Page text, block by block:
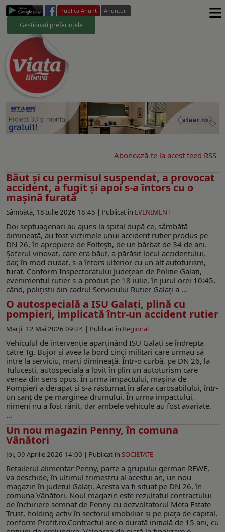
Publica Anunt Anunturi
Gestionați preferințele ≡
Abonează-te la acest feed RSS
Băut și cu permisul suspendat, a provocat
accident, a fugit și apoi s-a întors cu o
mașină furată
Sâmbătă, 18 Iulie 2026 18:45 | Publicat în EVENIMENT
Doi septuagenari au ajuns la spital după ce, sâmbătă
dimineață, au fost victimele unui accident rutier produs pe
DN 26, în apropiere de Foltești, de un bărbat de 34 de ani.
Șoferul vinovat, care era băut, a părăsit locul accidentului,
dar, în mod ciudat, s-a întors ulterior cu un alt autoturism,
furat. Conform Inspectoratului Județean de Poliție Galați,
evenimentul rutier s-a produs pe 18 iulie, în jurul orei 10:45,
când, polițiștii din cadrul Serviciului Rutier Galați a ...
O autospecială a ISU Galați, plină cu
pompieri, implicată într-un accident rutier
Marți, 12 Mai 2026 09:24 | Publicat în Regional
Vehiculul de intervenție aparținând ISU Galați se îndrepta
către Tg. Bujor și avea la bord cinci militari care urmau să
intre la serviciu, marți dimineață. Într-o curbă, pe DN 26, la
Tulucești, autospeciala a lovit în plin un autoturism care
venea din sens opus. În urma impactului, mașina de
Pompieri a derapat și s-a răsturnat în afara carosabilului, într-
un șanț de pe marginea drumului. În urma impactului,
nimeni nu a fost rănit, dar ambele vehicule au fost avariate.
...
Un nou magazin Penny, în comuna
Vânători
Joi, 09 Aprilie 2026 14:00 | Publicat în SOCIETATE
Retailerul alimentar Penny, parte a grupului german REWE,
va deschide, în ultimul trimestru al acestui an, un nou
magazin în județul Galați. Acesta va fi situat pe DN 26, în
comuna Vânători. Noul magazin este rezultatul contractului
de închiriere semnat de Penny cu dezvoltatorul Meta Estate
Trust, holding activ în sectorul imobiliar și pe piața de capital,
conform Profit.ro.Contractul are o durată inițială de 15 ani, cu